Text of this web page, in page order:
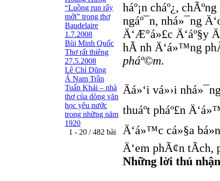
“Luồng run rẩy
mới” trong thơ
Baudelaire
1.7.2008
Bùi Minh Quốc
Thơ rất thiêng
27.5.2008
Lê Chí Dũng
Á Nam Trần
Tuấn Khải – nhà
thơ của dòng văn
học yêu nước
trong những năm
1920
1 - 20 / 482 bài
háº¡n cháº¿,
ngáº¯n, nhá»¯ng
Ä‘Æ°á»£c Ä‘áº§y
hÃ nh Ä‘á»™ng
pháº©m.
Äá»‘i vá»›i
thuáº­t pháº£n
Ä‘á»™c cá»§a
Ä‘em phÃ¢n tÃ­ch,
Những lời thú